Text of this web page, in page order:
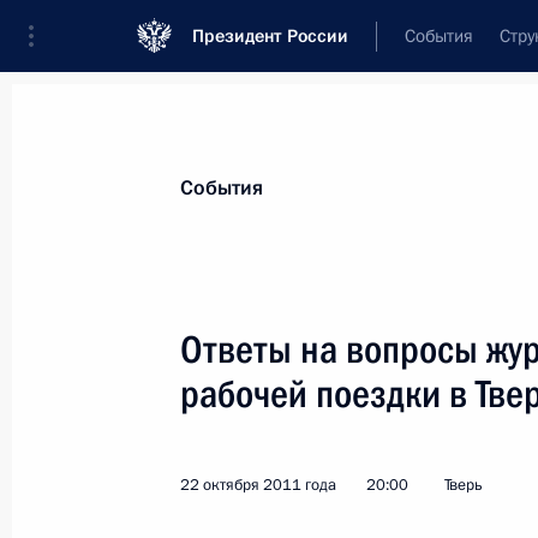
Президент России События
регионов в модернизации
События
Ответы на вопросы
рабочей поездки в
22 октября 2011 года 20:00 Тверь